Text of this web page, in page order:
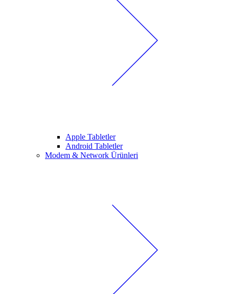
Apple Tabletler
Android Tabletler
Modem & Network Ürünleri